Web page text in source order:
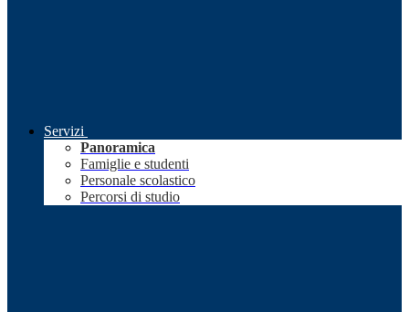
Servizi
Panoramica
Famiglie e studenti
Personale scolastico
Percorsi di studio